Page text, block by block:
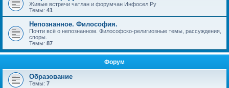
Живые встречи чатлан и форумчан Инфосел.Ру
Темы: 41
Непознанное. Философия.
Почти всё о непознанном. Философско-религиозные темы, рассуждения,
споры.
Темы: 87
Форум
Образование
Темы: 7